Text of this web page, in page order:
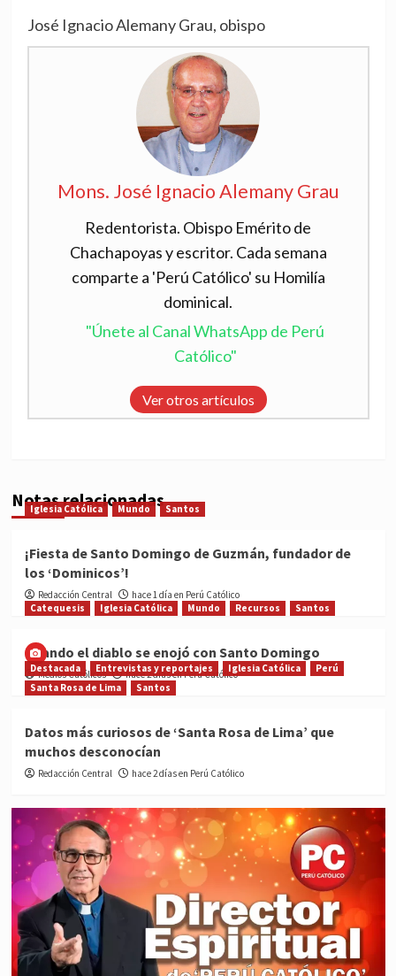
José Ignacio Alemany Grau, obispo
Mons. José Ignacio Alemany Grau
Redentorista. Obispo Emérito de
Chachapoyas y escritor. Cada semana
comparte a 'Perú Católico' su Homilía
dominical.
"Únete al Canal WhatsApp de Perú
Católico"
Ver otros artículos
Notas relacionadas
Iglesia Católica Mundo Santos
¡Fiesta de Santo Domingo de Guzmán, fundador de
los ‘Dominicos’!
Redacción Central
hace 1 día en Perú Católico
Catequesis
Iglesia Católica Mundo Recursos Santos
Cuando el diablo se enojó con Santo Domingo
Medios Católicos hace 2 días en Perú Católico
Destacada Entrevistas y reportajes Iglesia Católica
Perú
Santa Rosa de Lima
Santos
Datos más curiosos de ‘Santa Rosa de Lima’ que
muchos desconocían
Redacción Central hace 2 días en Perú Católico